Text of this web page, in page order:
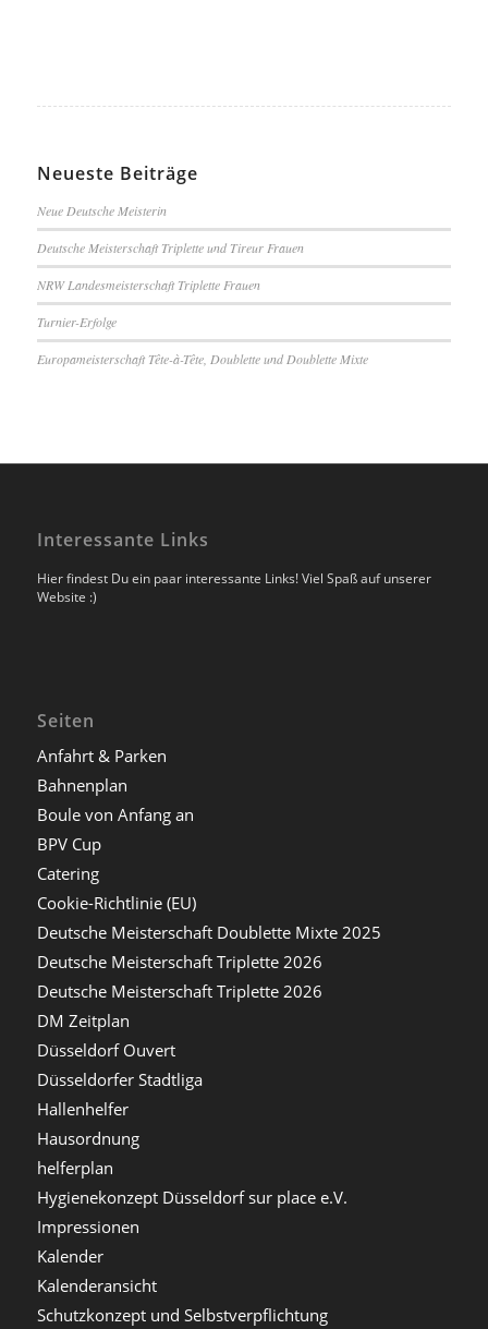
Neueste Beiträge
Neue Deutsche Meisterin
Deutsche Meisterschaft Triplette und Tireur Frauen
NRW Landesmeisterschaft Triplette Frauen
Turnier-Erfolge
Europameisterschaft Tête-à-Tête, Doublette und Doublette Mixte
Interessante Links
Hier findest Du ein paar interessante Links! Viel Spaß auf unserer
Website :)
Seiten
Anfahrt & Parken
Bahnenplan
Boule von Anfang an
BPV Cup
Catering
Cookie-Richtlinie (EU)
Deutsche Meisterschaft Doublette Mixte 2025
Deutsche Meisterschaft Triplette 2026
Deutsche Meisterschaft Triplette 2026
DM Zeitplan
Düsseldorf Ouvert
Düsseldorfer Stadtliga
Hallenhelfer
Hausordnung
helferplan
Hygienekonzept Düsseldorf sur place e.V.
Impressionen
Kalender
Kalenderansicht
Schutzkonzept und Selbstverpflichtung